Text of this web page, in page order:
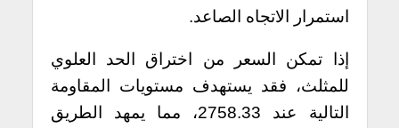
استمرار الاتجاه الصاعد.
إذا تمكن السعر من اختراق الحد العلوي
للمثلث، فقد يستهدف مستويات المقاومة
التالية عند 2758.33، مما يمهد الطريق